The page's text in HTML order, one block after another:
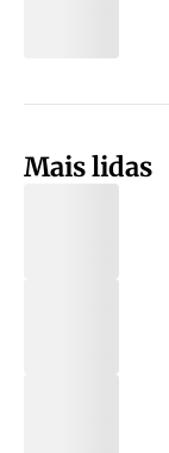
Mais lidas